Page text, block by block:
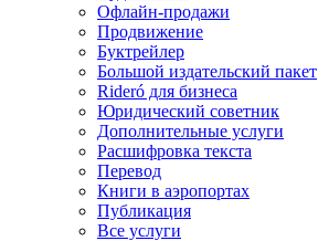
Офлайн-продажи
Продвижение
Буктрейлер
Большой издательский пакет
Rideró для бизнеса
Юридический советник
Дополнительные услуги
Расшифровка текста
Перевод
Книги в аэропортах
Публикация
Все услуги